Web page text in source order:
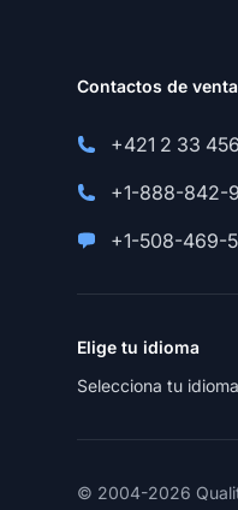
Contactos de
+421 2 33
+1-888-842-
+1-508-469-
Elige tu idioma
Selecciona tu
© 2004-2026